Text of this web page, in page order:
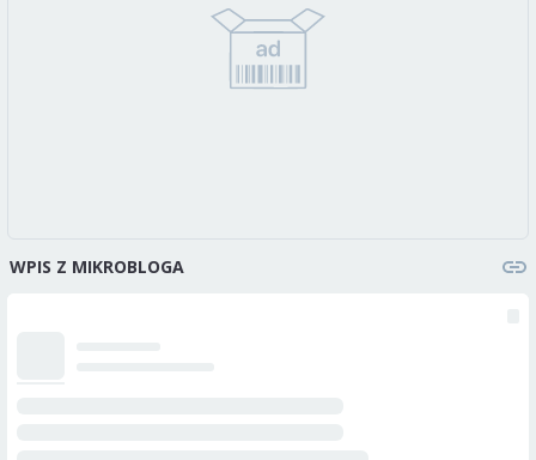
WPIS Z MIKROBLOGA